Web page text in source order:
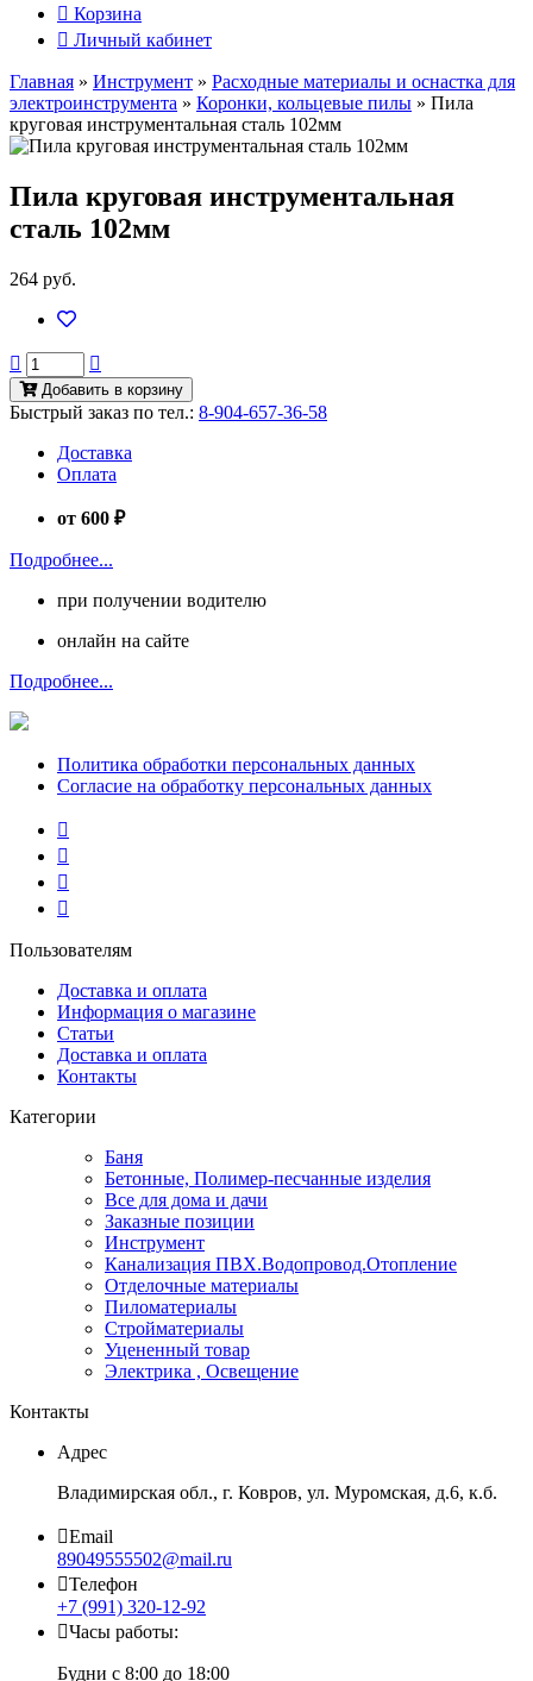
Корзина
Личный кабинет
Главная » Инструмент » Расходные материалы и оснастка для
электроинструмента » Коронки, кольцевые пилы » Пила
круговая инструментальная сталь 102мм
Пила круговая инструментальная
сталь 102мм
264 руб.
Добавить в корзину
Быстрый заказ по тел.: 8-904-657-36-58
Доставка
Оплата
от 600 ₽
Подробнее...
при получении водителю
онлайн на сайте
Подробнее...
Политика обработки персональных данных
Согласие на обработку персональных данных
Пользователям
Доставка и оплата
Информация о магазине
Статьи
Доставка и оплата
Контакты
Категории
Баня
Бетонные, Полимер-песчанные изделия
Все для дома и дачи
Заказные позиции
Инструмент
Канализация ПВХ.Водопровод.Отопление
Отделочные материалы
Пиломатериалы
Стройматериалы
Уцененный товар
Электрика , Освещение
Контакты
Адрес
Владимирская обл., г. Ковров, ул. Муромская, д.6, к.б.
Email
89049555502@mail.ru
Телефон
+7 (991) 320-12-92
Часы работы:
Будни с 8:00 до 18:00